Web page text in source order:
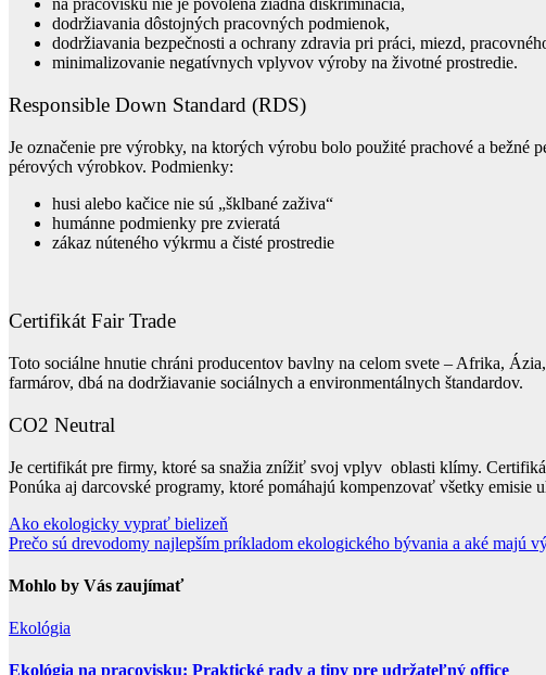
na pracovisku nie je povolená žiadna diskriminácia,
dodržiavania dôstojných pracovných podmienok,
dodržiavania bezpečnosti a ochrany zdravia pri práci, miezd,
minimalizovanie negatívnych vplyvov výroby na životné prostredie.
Responsible Down Standard (RDS)
Je označenie pre výrobky, na ktorých výrobu bolo použité prachové a
pérových výrobkov. Podmienky:
husi alebo kačice nie sú „šklbané zaživa“
humánne podmienky pre zvieratá
zákaz núteného výkrmu a čisté prostredie
Certifikát Fair Trade
Toto sociálne hnutie chráni producentov bavlny na celom svete – Afrika,
farmárov, dbá na dodržiavanie sociálnych a environmentálnych štandardov.
CO2 Neutral
Je certifikát pre firmy, ktoré sa snažia znížiť svoj vplyv oblasti klímy.
Ponúka aj darcovské programy, ktoré pomáhajú kompenzovať všetky emisie
Navigácia
v
článku
Ako ekologicky vyprať bielizeň
Prečo sú drevodomy najlepším príkladom ekologického bývania a aké majú
Mohlo by Vás zaujímať
Ekológia
Ekológia na pracovisku: Praktické rady a tipy pre udržateľný office